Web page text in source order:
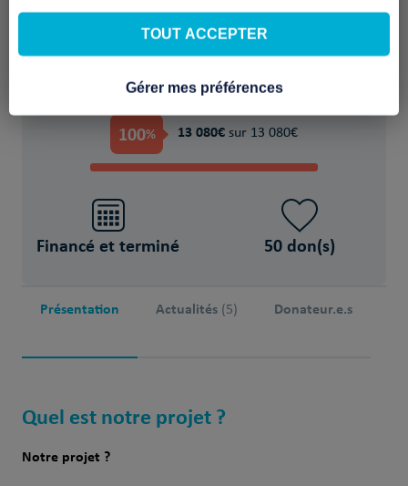
4 Demandeurs d'asile
PROJET FINANCÉ !
100% 13 080€ sur 13 080€
Financé et terminé 50 don(s)
Présentation Actualités (5) Donateur.e.s
Quel est notre projet ?
Notre projet ?
TOUT ACCEPTER
Gérer mes préférences